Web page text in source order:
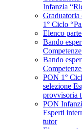
Infanzia
Graduatoria
1° Ciclo
Elenco
Bando
Bando
PON 1°
selezione
provvisoria
PON
Esperti
tutor